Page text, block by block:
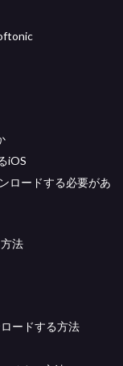
iOS
ロードする必要があ
法
ードする方法